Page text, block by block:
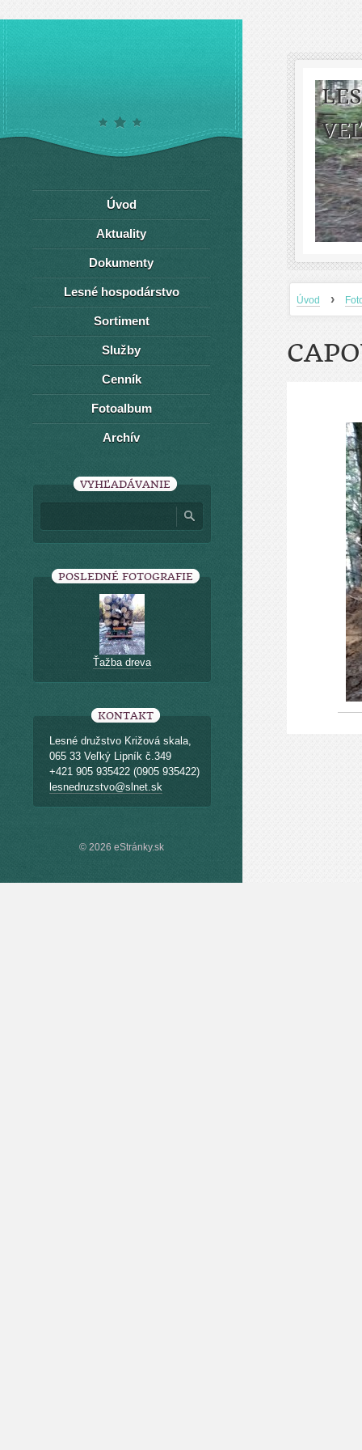
Úvod ›
Úvod
Aktuality
Dokumenty
Lesné hospodárstvo
Sortiment
Služby
Cenník
Fotoalbum
Archív
VYHĽADÁVANIE
POSLEDNÉ FOTOGRAFIE
Ťažba dreva
KONTAKT
Lesné družstvo Križová skala,
065 33 Veľký Lipník č.349
+421 905 935422 (0905 935422)
lesnedruzstvo@slnet.sk
© 2026 eStránky.sk